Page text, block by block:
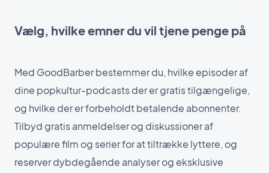
Vælg, hvilke emner du vil tjene penge på
Med GoodBarber bestemmer du, hvilke episoder af
dine popkultur-podcasts der er gratis tilgængelige,
og hvilke der er forbeholdt betalende abonnenter.
Tilbyd gratis anmeldelser og diskussioner af
populære film og serier for at tiltrække lyttere, og
reserver dybdegående analyser og eksklusive